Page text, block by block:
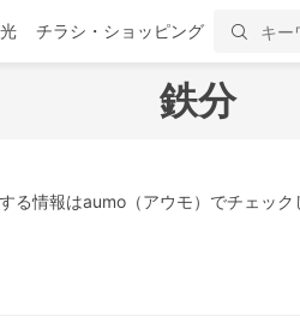
チラシ・ショッピング
鉄分
る情報はaumo（アウモ）でチェック